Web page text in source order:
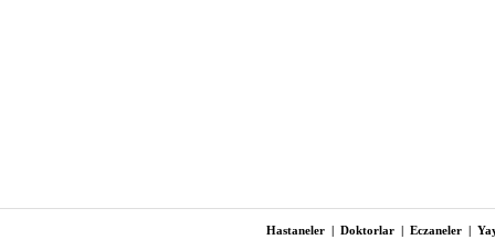
Hastaneler | Doktorlar | Eczaneler |